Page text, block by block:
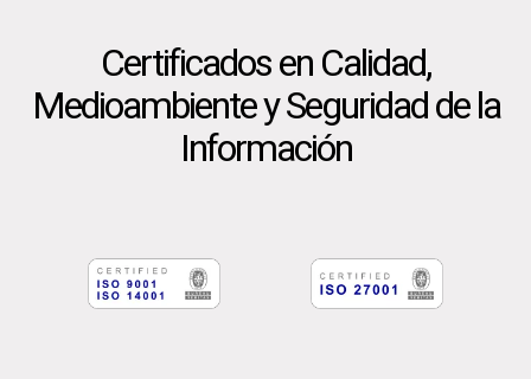
Certificados en Calidad,
Medioambiente y Seguridad de la
Información